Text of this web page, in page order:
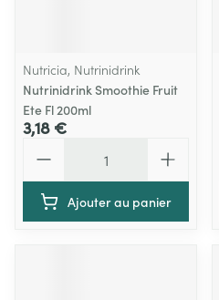
Nutricia, Nutrinidrink
Nutrinidrink Smoothie Fruit
Ete Fl 200ml
3,18 €
Ajouter au panier